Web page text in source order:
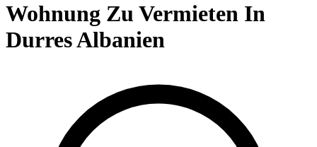
Wohnung Zu Vermieten In
Durres Albanien